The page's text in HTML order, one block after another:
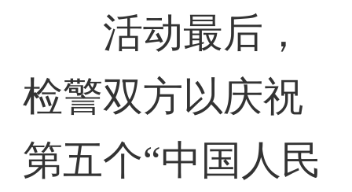
活动最后，
检警双方以庆祝
第五个“中国人民